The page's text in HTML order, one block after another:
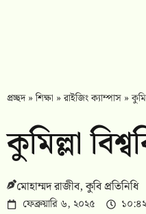
প্রচ্ছদ»শিক্ষা »রাইজিং ক্যাম্পাস »
কুমিল্লা
মোহাম্মদ রাজীব, কুবি প্রতিনিধি
ফেব্রুয়ারি ৬, ২০২৫